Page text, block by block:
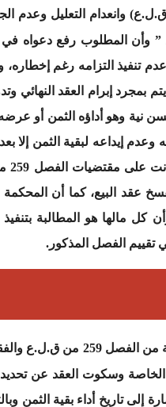
الإرتكاز على أساس قانوني ( خرق الفصول 254 و 255 و 259 من
” وأن المطلوب رفع دعواه
تنفيذ التزامه رغم إخطاره،
بمجرد إبرام العقد النهائي
نية وهو أداؤه الثمن أو
المقابل والمطلوب رفع دعواه بتاريخ 24/5/1991 وبعد ثبوت مطله
تاريخ
بفسخ عقد البيع، كما أن
مالها هو المطالبة بتنفيذ
إن المحكمة المطعون في قرارها اعتمدت أساسا فيما قضت
وسكوت العقد عن تحديد
طرفي النزاع المؤرخ في 23/ 2/ 1984 فإنه لا يتضمن أية إشارة إلى